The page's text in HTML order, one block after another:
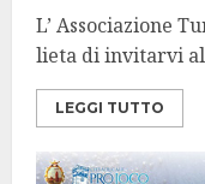
L’ Associazione
lieta di invitarvi
LEGGI TUTTO